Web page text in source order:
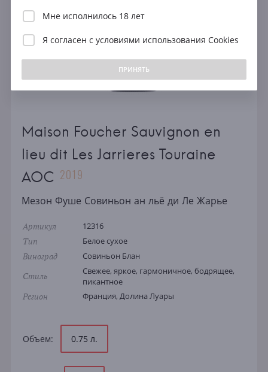
Maison Foucher Sauvignon en
lieu dit Les Jarrieres Touraine
AOC 2019
Мезон Фуше Совиньон ан льё ди Ле Жарье
Артикул 12316
Тип Белое сухое
Виноград Совиньон Блан
Стиль
Свежее, яркое, гармоничное, бодрящее,
пикантное
Регион Франция, Долина Луары
Объем: 0.75 л.
Мне исполнилось 18 лет
Я согласен с условиями использования Cookies
ПРИНЯТЬ